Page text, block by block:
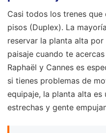
Casi todos los trenes
pisos (Duplex). La
reservar la planta alta
paisaje cuando te
Raphaël y Cannes es
si tienes problemas de
equipaje, la planta alta es
estrechas y gente